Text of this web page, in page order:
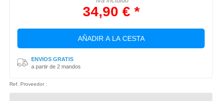
34,90 € *
AÑADIR A LA CESTA
ENVIOS GRATIS
a partir de 2 mandos
Ref. Proveedor :